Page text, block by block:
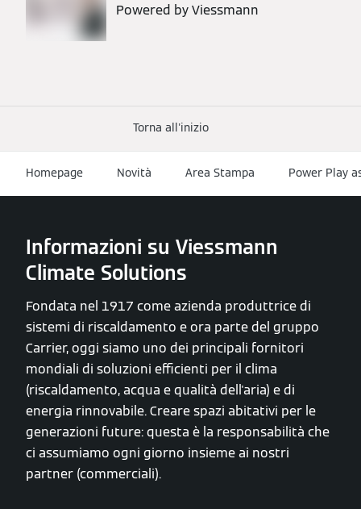
Powered by Viessmann
Torna all'inizio
Homepage Novità Area Stampa Power Play
Informazioni su Viessmann
Climate Solutions
Fondata nel 1917 come azienda produttrice di
sistemi di riscaldamento e ora parte del gruppo
Carrier, oggi siamo uno dei principali fornitori
mondiali di soluzioni efficienti per il clima
(riscaldamento, acqua e qualità dell'aria) e di
energia rinnovabile. Creare spazi abitativi per le
generazioni future: questa è la responsabilità che
ci assumiamo ogni giorno insieme ai nostri
partner (commerciali).